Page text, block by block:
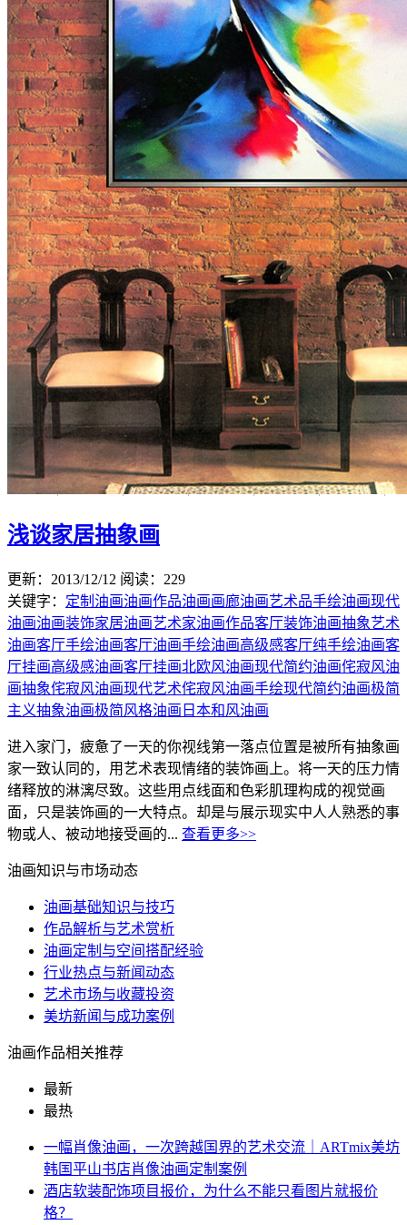
浅谈家居抽象画
更新：2013/12/12 阅读：229
关键字： 定制油画油画作品油画画廊油画艺术品手绘油画现代
油画油画装饰家居油画艺术家油画作品客厅装饰油画抽象艺术
油画客厅手绘油画客厅油画手绘油画高级感客厅纯手绘油画客
厅挂画高级感油画客厅挂画北欧风油画现代简约油画侘寂风油
画抽象侘寂风油画现代艺术侘寂风油画手绘现代简约油画极简
主义抽象油画极简风格油画 日本和风油画
进入家门，疲惫了一天的你视线第一落点位置是被所有抽象画
家一致认同的，用艺术表现情绪的装饰画上。将一天的压力情
绪释放的淋漓尽致。这些用点线面和色彩肌理构成的视觉画
面，只是装饰画的一大特点。却是与展示现实中人人熟悉的事
物或人、被动地接受画的... 查看更多>>
油画知识与市场动态
油画基础知识与技巧
作品解析与艺术赏析
油画定制与空间搭配经验
行业热点与新闻动态
艺术市场与收藏投资
美坊新闻与成功案例
油画作品相关推荐
最新
最热
一幅肖像油画，一次跨越国界的艺术交流｜ARTmix美坊
韩国平山书店肖像油画定制案例
酒店软装配饰项目报价，为什么不能只看图片就报价
格？